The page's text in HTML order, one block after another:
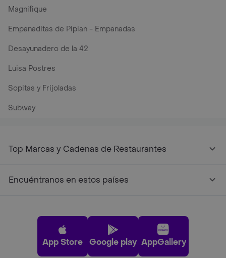
Magnifique
Empanaditas de Pipian - Empanadas
Desayunadero de la 42
Luisa Postres
Sopitas y Frijoladas
Subway
Top Marcas y Cadenas de Restaurantes
Encuéntranos en estos países
App Store Google play AppGallery